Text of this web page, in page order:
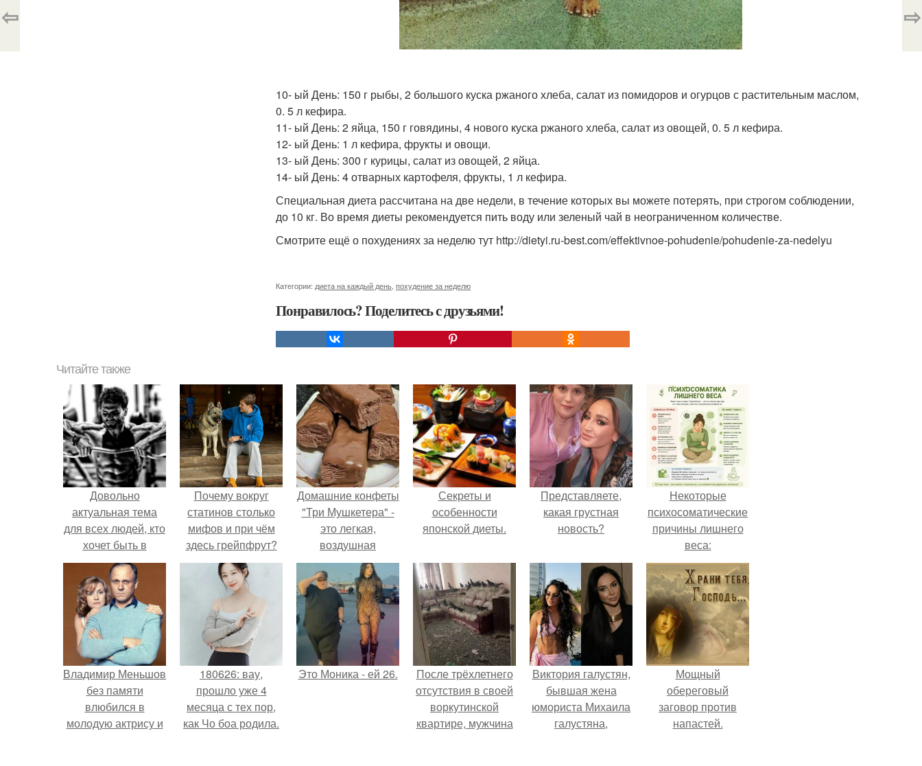
10- ый День: 150 г рыбы, 2 большого куска ржаного хлеба, салат из помидоров и огурцов с растительным маслом,
0. 5 л кефира.
11- ый День: 2 яйца, 150 г говядины, 4 нового куска ржаного хлеба, салат из овощей, 0. 5 л кефира.
12- ый День: 1 л кефира, фрукты и овощи.
13- ый День: 300 г курицы, салат из овощей, 2 яйца.
14- ый День: 4 отварных картофеля, фрукты, 1 л кефира.
Специальная диета рассчитана на две недели, в течение которых вы можете потерять, при строгом соблюдении,
до 10 кг. Во время диеты рекомендуется пить воду или зеленый чай в неограниченном количестве.
Смотрите ещё о похудениях за неделю тут http://dietyi.ru-best.com/effektivnoe-pohudenie/pohudenie-za-nedelyu
Категории: диета на каждый день похудение за неделю
Понравилось? Поделитесь с друзьями!
⇦ ⇨
Читайте также
Довольно
актуальная тема
для всех людей, кто
хочет быть в
хорошей форме.
Почему вокруг
статинов столько
мифов и при чём
здесь грейпфрут?
Домашние конфеты
"Три Мушкетера" -
это легкая,
воздушная
шоколадная нуга,
покрытая
молочным
шоколадом.
Секреты и
особенности
японской диеты.
Представляете,
какая грустная
новость?
Некоторые
психосоматические
причины лишнего
веса:
Владимир Меньшов
без памяти
влюбился в
молодую актрису и
180626: вау,
прошло уже 4
месяца с тех пор,
как Чо боа родила.
Это Моника - ей 26.
После трёхлетнего
отсутствия в своей
воркутинской
квартире, мужчина
Виктория галустян,
бывшая жена
юмориста Михаила
галустяна,
Мощный
обереговый
заговор против
напастей.